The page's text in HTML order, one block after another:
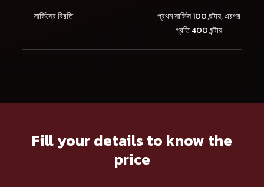
সার্ভিসের বিরতি
প্রথম সার্ভিস 100 ঘন্টায়, এরপর
প্রতি 400 ঘন্টায়
Fill your details to know the
price